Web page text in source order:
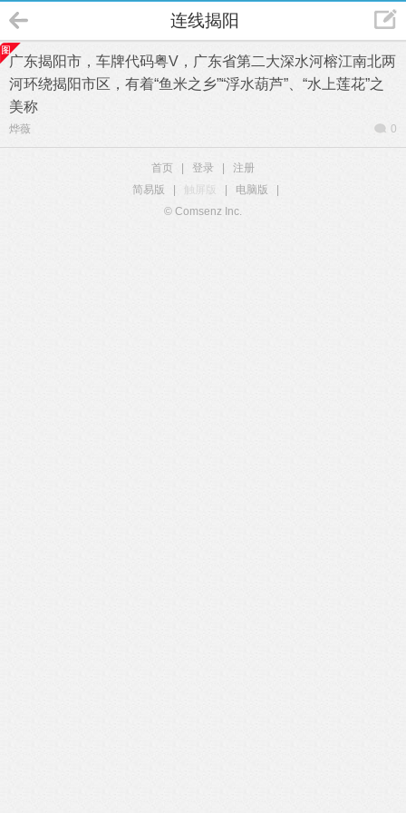
连线揭阳
广东揭阳市，车牌代码粤V，广东省第二大深水河榕江南北两
河环绕揭阳市区，有着“鱼米之乡”“浮水葫芦”、“水上莲花”之
美称
烨薇 0
首页 登录
注册
简易版
触屏版 电脑版
© Comsenz Inc.